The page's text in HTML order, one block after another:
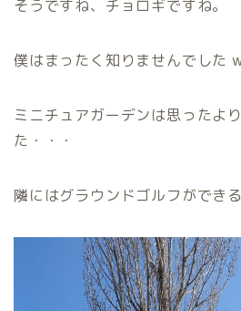
そうですね、チョロギですね。
僕はまったく知りませんでした
ミニチュアガーデンは思ったよ
た・・・
隣にはグラウンドゴルフができ